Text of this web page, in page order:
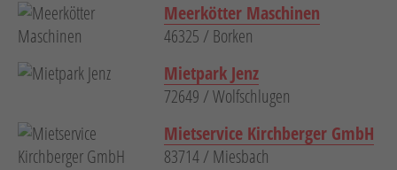
Meerkötter Maschinen
46325 / Borken
Mietpark Jenz
72649 / Wolfschlugen
Mietservice Kirchberger GmbH
83714 / Miesbach